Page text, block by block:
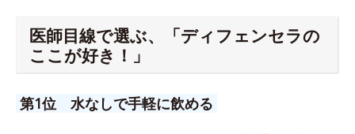
医師目線で選ぶ、「ディフェンセラの
ここが好き！」
第1位 水なしで手軽に飲める